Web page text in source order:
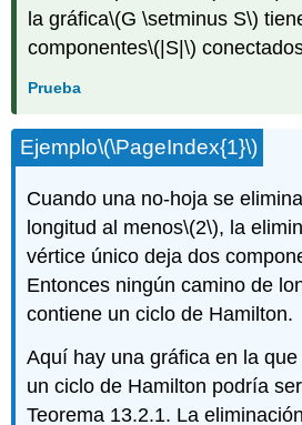
la gráfica\(G \setminus S\)
componentes\(|S|\)
Prueba
Ejemplo\(\PageIndex{1}\)
Cuando una no-hoja se
longitud al menos\(2\), la
vértice único deja dos
Entonces ningún camino de
contiene un ciclo de Hamilton.
Aquí hay una gráfica en la
un ciclo de Hamilton podría
Teorema 13.2.1. La